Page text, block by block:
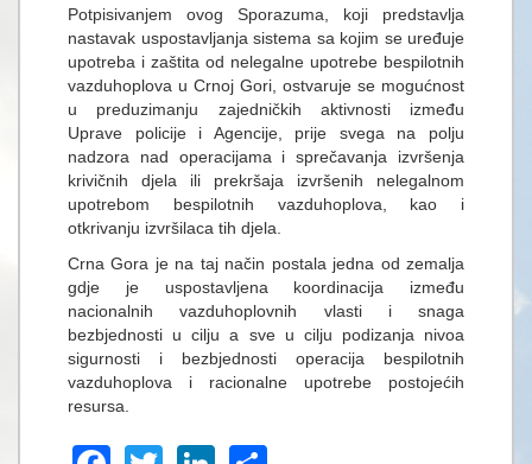
Potpisivanjem ovog Sporazuma, koji predstavlja
nastavak uspostavljanja sistema sa kojim se uređuje
upotreba i zaštita od nelegalne upotrebe bespilotnih
vazduhoplova u Crnoj Gori, ostvaruje se mogućnost
u preduzimanju zajedničkih aktivnosti između
Uprave policije i Agencije, prije svega na polju
nadzora nad operacijama i sprečavanja izvršenja
krivičnih djela ili prekršaja izvršenih nelegalnom
upotrebom bespilotnih vazduhoplova, kao i
otkrivanju izvršilaca tih djela.
Crna Gora je na taj način postala jedna od zemalja
gdje je uspostavljena koordinacija između
nacionalnih vazduhoplovnih vlasti i snaga
bezbjednosti u cilju a sve u cilju podizanja nivoa
sigurnosti i bezbjednosti operacija bespilotnih
vazduhoplova i racionalne upotrebe postojećih
resursa.